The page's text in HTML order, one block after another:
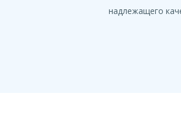
надлежащего